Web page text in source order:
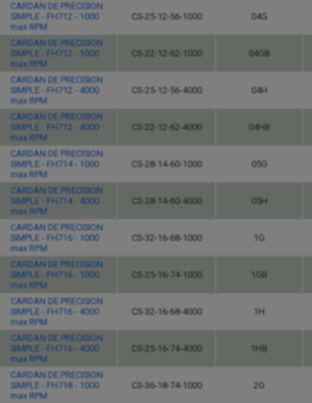
CARDAN DE PRECISION
SIMPLE - FH712 - 1000
max RPM
CS-25-12-56-1000 04G
CARDAN DE PRECISION
SIMPLE - FH712 - 1000
max RPM
CS-22-12-62-1000 04GB
CARDAN DE PRECISION
SIMPLE - FH712 - 4000
max RPM
CS-25-12-56-4000 04H
CARDAN DE PRECISION
SIMPLE - FH712 - 4000
max RPM
CS-22-12-62-4000 04HB
CARDAN DE PRECISION
SIMPLE - FH714 - 1000
max RPM
CS-28-14-60-1000 05G
CARDAN DE PRECISION
SIMPLE - FH714 - 4000
max RPM
CS-28-14-60-4000 05H
CARDAN DE PRECISION
SIMPLE - FH716 - 1000
max RPM
CS-32-16-68-1000 1G
CARDAN DE PRECISION
SIMPLE - FH716 - 1000
max RPM
CS-25-16-74-1000 1GB
CARDAN DE PRECISION
SIMPLE - FH716 - 4000
max RPM
CS-32-16-68-4000 1H
CARDAN DE PRECISION
SIMPLE - FH716 - 4000
max RPM
CS-25-16-74-4000 1HB
CARDAN DE PRECISION
SIMPLE - FH718 - 1000
max RPM
CS-36-18-74-1000 2G